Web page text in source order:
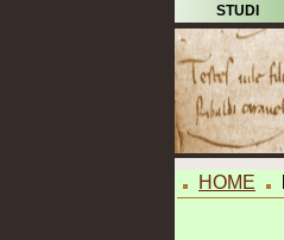
STUDI
HOME